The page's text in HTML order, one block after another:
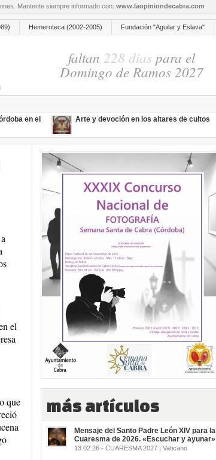
Mantente siempre informado con: www.laopiniondecabra.com
Hemeroteca (2002-2005) Fundación "Aguilar y Eslava"
faltan 228 días para el
Domingo de Ramos 2027
en el
Arte y devoción en los altares de cultos
el
que
más artículos
Mensaje del Santo Padre León XIV para la
Cuaresma de 2026. «Escuchar y ayunar»
13.02.26 - CUARESMA 2027 | Vaticano